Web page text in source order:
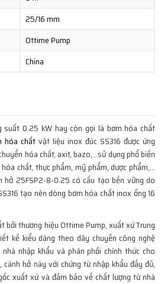
25/16 mm
Ottime Pump
China
suất 0.25 kW hay còn gọi là bơm hóa chất
hóa chất vật liệu inox đúc SS316 được ứng
hóa chất, axit, bazo,…sử dụng phổ biến
chất, thực phẩm, mỹ phẩm, dược phẩm,…
hở 25FSP2-8-0.25 có cấu tạo bền vững do
tạo nên dòng bơm hóa chất inox ống 16
bởi thương hiệu Ottime Pump, xuất xứ Trung
kế kiểu dáng theo dây chuyền công nghệ
nhập khẩu và phân phối chính thức cho
hở này với chứng từ nhập khẩu đầy đủ,
xuất xứ và đảm bảo về chất lượng từ nhà